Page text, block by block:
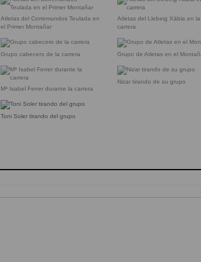
Atletas del Corremundos Teulada en
el Primer Montañar
Atletas del Llebeig Xàbia en la
carrera
Grupo cabecero de la carrera Grupo de Atletas en el
Mª Isabel Ferrer durante la carrera
Nizar tirando de su grupo
Toni Soler tirando del grupo